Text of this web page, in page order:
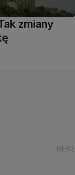
zmiany